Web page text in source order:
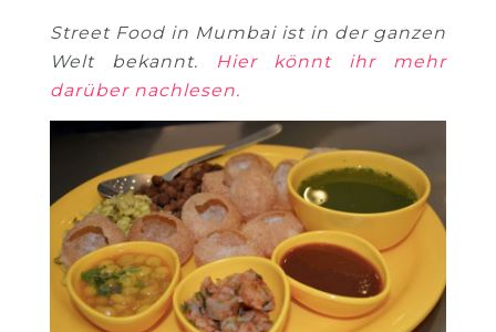
Street Food in Mumbai ist in der ganzen
Welt bekannt.
Hier könnt ihr mehr
darüber nachlesen.